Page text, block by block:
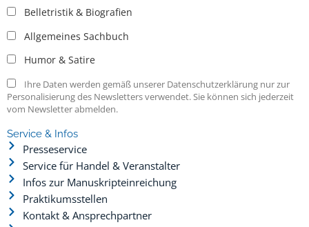
Belletristik & Biografien
Allgemeines Sachbuch
Humor & Satire
Ihre Daten werden gemäß unserer Datenschutzerklärung nur zur
Personalisierung des Newsletters verwendet. Sie können sich jederzeit
vom Newsletter abmelden.
Service & Infos
Presseservice
Service für Handel & Veranstalter
Infos zur Manuskripteinreichung
Praktikumsstellen
Kontakt & Ansprechpartner